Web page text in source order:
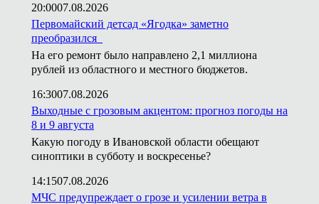
20:0007.08.2026
Первомайский детсад «Ягодка» заметно
преобразился
На его ремонт было направлено 2,1 миллиона
рублей из областного и местного бюджетов.
16:3007.08.2026
Выходные с грозовым акцентом: прогноз погоды на
8 и 9 августа
Какую погоду в Ивановской области обещают
синоптики в субботу и воскресенье?
14:1507.08.2026
МЧС предупреждает о грозе и усилении ветра в